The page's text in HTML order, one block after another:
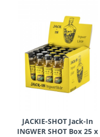
JACKIE-SHOT Jack-In
INGWER SHOT Box 25 x